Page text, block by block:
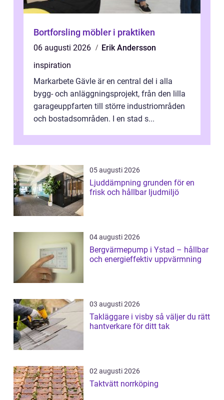
Bortforsling möbler i praktiken
06 augusti 2026
Erik Andersson
inspiration
Markarbete Gävle är en central del i alla
bygg- och anläggningsprojekt, från den lilla
garageuppfarten till större industriområden
och bostadsområden. I en stad s...
05 augusti 2026
Ljuddämpning grunden för en
frisk och hållbar ljudmiljö
04 augusti 2026
Bergvärmepump i Ystad – hållbar
och energieffektiv uppvärmning
03 augusti 2026
Takläggare i visby så väljer du rätt
hantverkare för ditt tak
02 augusti 2026
Taktvätt norrköping